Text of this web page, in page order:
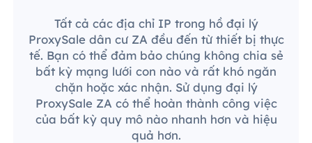
Tất cả các địa chỉ IP trong hồ đại lý
ProxySale dân cư ZA đều đến từ thiết bị thực
tế. Bạn có thể đảm bảo chúng không chia sẻ
bất kỳ mạng lưới con nào và rất khó ngăn
chặn hoặc xác nhận. Sử dụng đại lý
ProxySale ZA có thể hoàn thành công việc
của bất kỳ quy mô nào nhanh hơn và hiệu
quả hơn.